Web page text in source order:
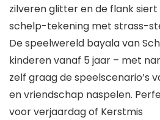
zilveren glitter en de flank
schelp-tekening met strass-
De speelwereld bayala van
kinderen vanaf 5 jaar – met
zelf graag de speelscenario’s
en vriendschap naspelen.
voor verjaardag of Kerstmis